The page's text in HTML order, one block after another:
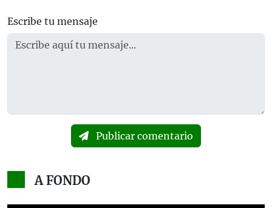
Escribe tu mensaje
Publicar comentario
A FONDO